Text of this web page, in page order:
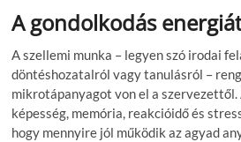
A gondolkodás
A szellemi munka – legyen szó irodai
döntéshozatalról vagy tanulásról –
mikrotápanyagot von el a szervezettől.
képesség, memória, reakcióidő és
hogy mennyire jól működik az agyad